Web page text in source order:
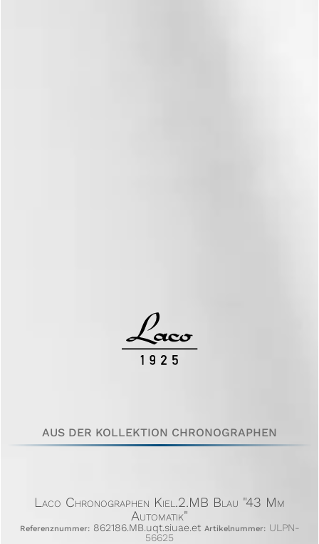
AUS DER KOLLEKTION CHRONOGRAPHEN
Laco Chronographen Kiel.2.MB Blau "43 Mm
Automatik"
Referenznummer: 862186.MB.uqt.siuae.et Artikelnummer:ULPN-
56625